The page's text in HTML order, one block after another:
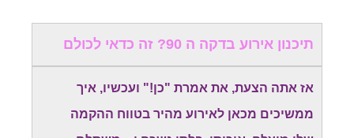
תיכנון אירוע בדקה ה 90? זה כדאי לכולם
אז אתה הצעת, את אמרת "כן!" ועכשיו, איך
ממשיכים מכאן לאירוע מהיר בטווח ההקמה